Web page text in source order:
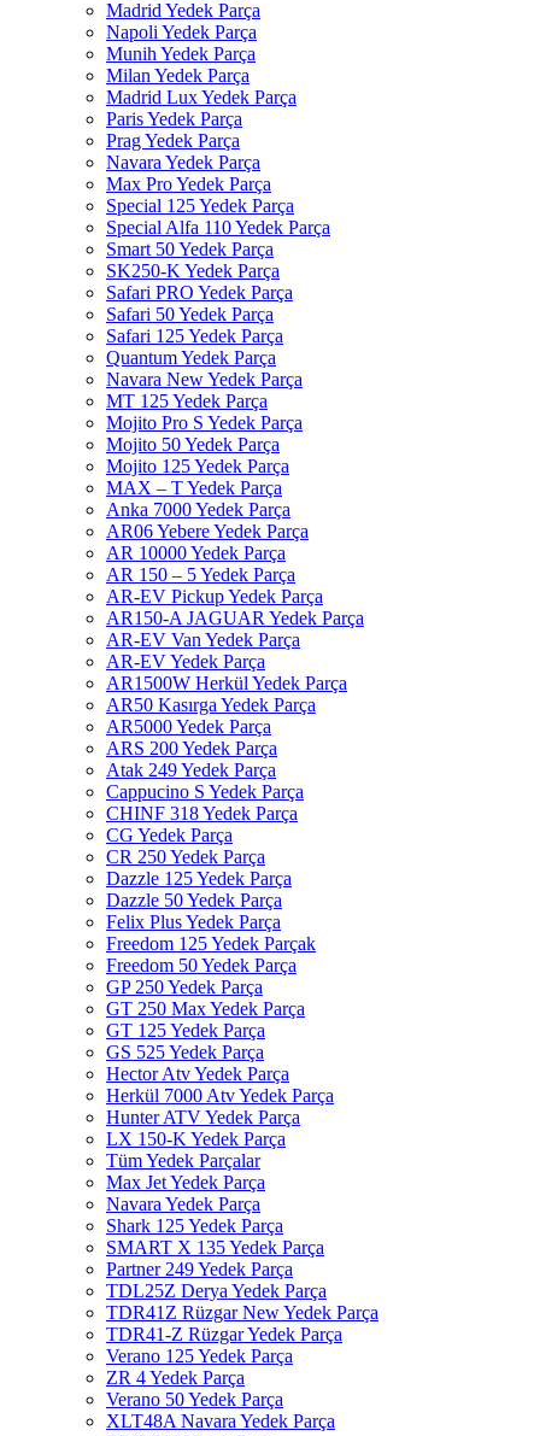
Madrid Yedek Parça
Napoli Yedek Parça
Munih Yedek Parça
Milan Yedek Parça
Madrid Lux Yedek Parça
Paris Yedek Parça
Prag Yedek Parça
Navara Yedek Parça
Max Pro Yedek Parça
Special 125 Yedek Parça
Special Alfa 110 Yedek Parça
Smart 50 Yedek Parça
SK250-K Yedek Parça
Safari PRO Yedek Parça
Safari 50 Yedek Parça
Safari 125 Yedek Parça
Quantum Yedek Parça
Navara New Yedek Parça
MT 125 Yedek Parça
Mojito Pro S Yedek Parça
Mojito 50 Yedek Parça
Mojito 125 Yedek Parça
MAX – T Yedek Parça
Anka 7000 Yedek Parça
AR06 Yebere Yedek Parça
AR 10000 Yedek Parça
AR 150 – 5 Yedek Parça
AR-EV Pickup Yedek Parça
AR150-A JAGUAR Yedek Parça
AR-EV Van Yedek Parça
AR-EV Yedek Parça
AR1500W Herkül Yedek Parça
AR50 Kasırga Yedek Parça
AR5000 Yedek Parça
ARS 200 Yedek Parça
Atak 249 Yedek Parça
Cappucino S Yedek Parça
CHINF 318 Yedek Parça
CG Yedek Parça
CR 250 Yedek Parça
Dazzle 125 Yedek Parça
Dazzle 50 Yedek Parça
Felix Plus Yedek Parça
Freedom 125 Yedek Parçak
Freedom 50 Yedek Parça
GP 250 Yedek Parça
GT 250 Max Yedek Parça
GT 125 Yedek Parça
GS 525 Yedek Parça
Hector Atv Yedek Parça
Herkül 7000 Atv Yedek Parça
Hunter ATV Yedek Parça
LX 150-K Yedek Parça
Tüm Yedek Parçalar
Max Jet Yedek Parça
Navara Yedek Parça
Shark 125 Yedek Parça
SMART X 135 Yedek Parça
Partner 249 Yedek Parça
TDL25Z Derya Yedek Parça
TDR41Z Rüzgar New Yedek Parça
TDR41-Z Rüzgar Yedek Parça
Verano 125 Yedek Parça
ZR 4 Yedek Parça
Verano 50 Yedek Parça
XLT48A Navara Yedek Parça